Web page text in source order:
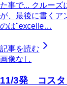
た事で... クルーズ
が、最後に書くア
のは"excelle…
記事を読む
画像なし
11/3発 コスタ